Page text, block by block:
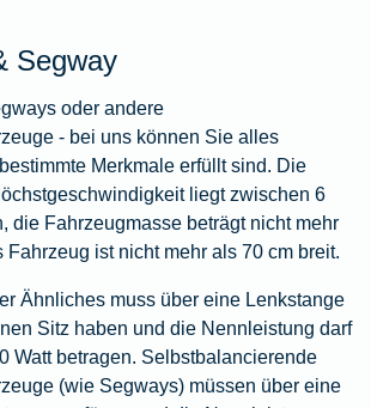
Segway
oder andere
- bei uns können Sie alles
Merkmale erfüllt sind. Die
liegt zwischen 6
die Fahrzeugmasse beträgt nicht mehr
Fahrzeug ist nicht mehr als 70 cm breit.
Ähnliches muss über eine Lenkstange
Sitz haben und die Nennleistung darf
Watt betragen. Selbstbalancierende
(wie Segways) müssen über eine